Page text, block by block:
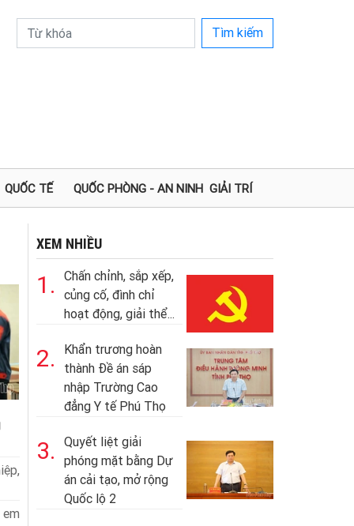
Tìm kiếm
QUỐC TẾ QUỐC PHÒNG - AN NINH GIẢI TRÍ
XEM NHIỀU
1.
Chấn chỉnh, sắp xếp,
củng cố, đình chỉ
hoạt động, giải thể...
2.
Khẩn trương hoàn
thành Đề án sáp
nhập Trường Cao
đẳng Y tế Phú Thọ
3.
Quyết liệt giải
phóng mặt bằng Dự
án cải tạo, mở rộng
Quốc lộ 2